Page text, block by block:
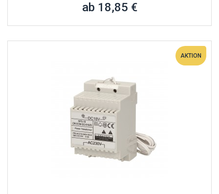
ab 18,85 €
AKTION